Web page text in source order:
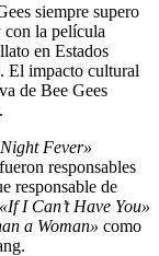
siempre supero
con la película
en Estados
El impacto cultural
de Bee Gees
Fever»
responsables
responsable de
«If I Can’t Have You»
a Woman» como